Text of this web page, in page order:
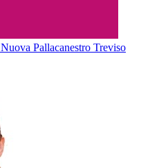
Nuova Pallacanestro Treviso